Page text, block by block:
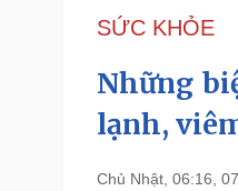
Đảng
Tổ chức nhân sự
Nhận diện sự thật
Pháp luật
SỨC KHỎE
Những
lạnh,
Chủ Nhật, 06:16,